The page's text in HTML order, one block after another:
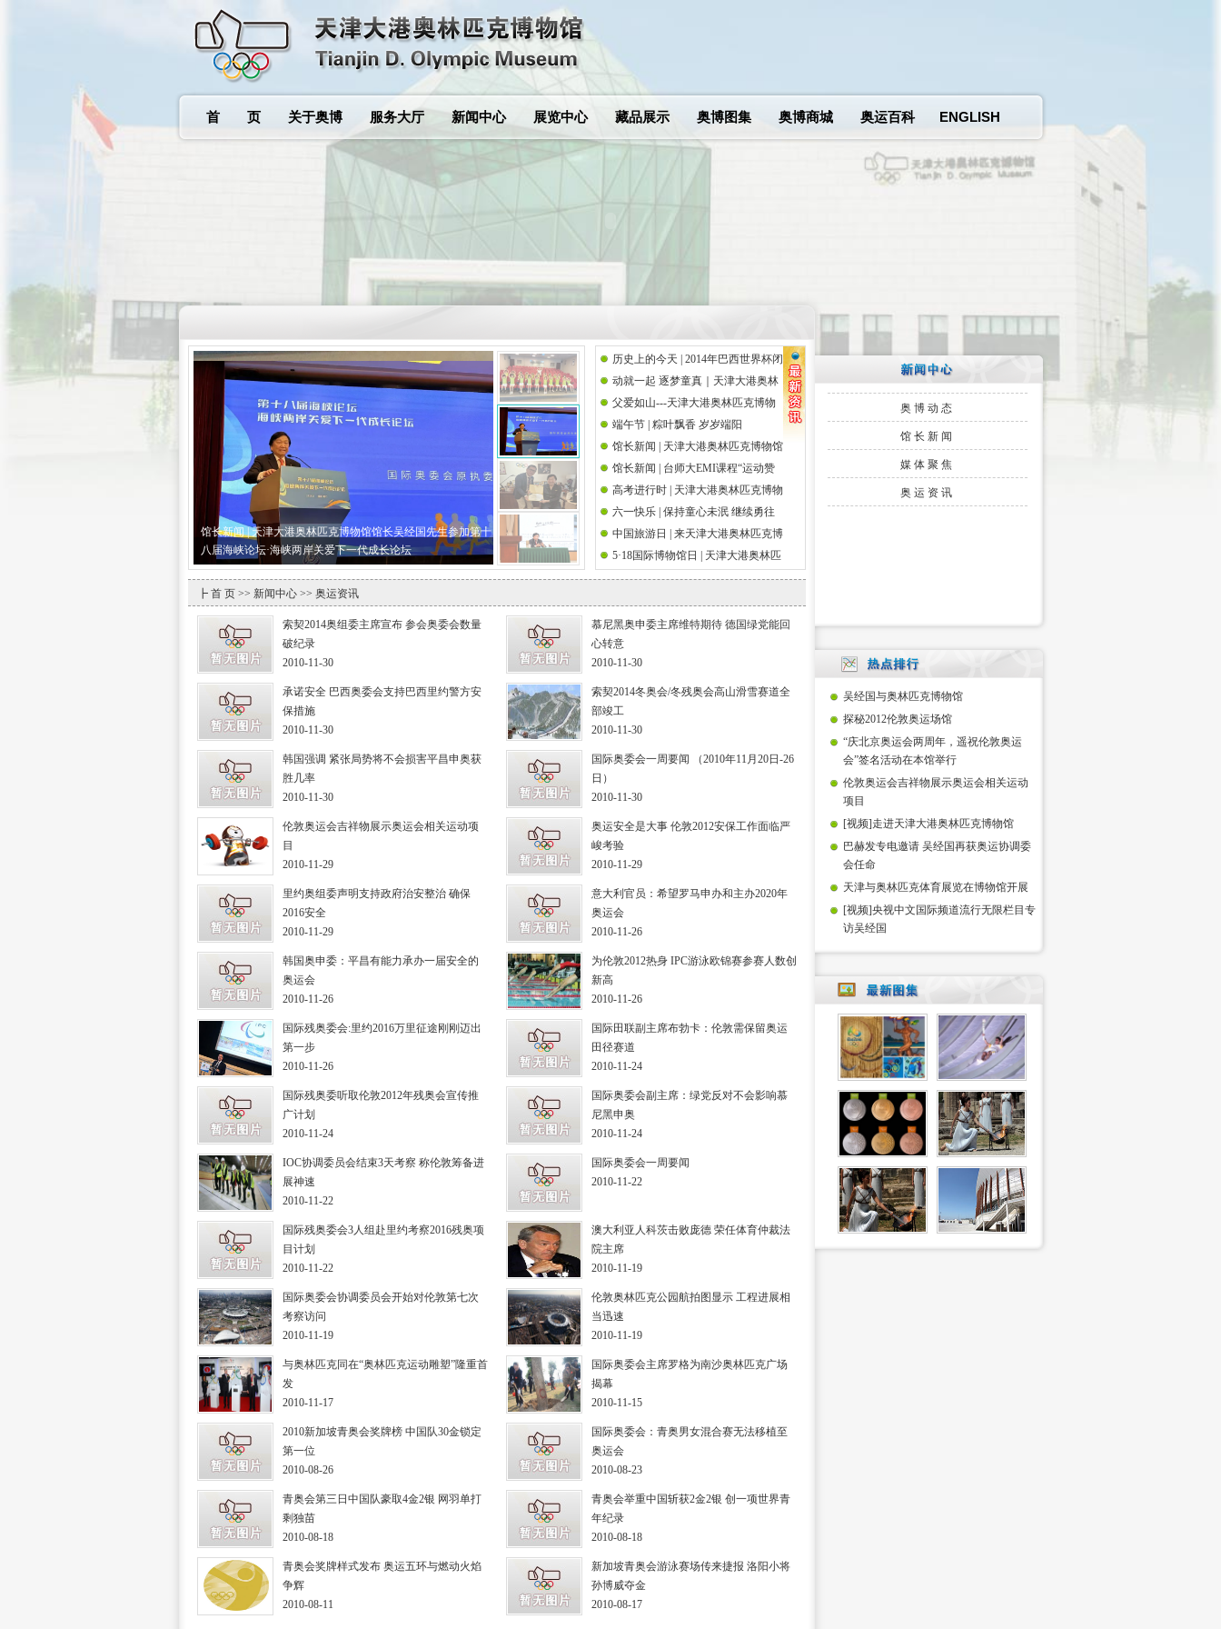
首 页 关于奥博 服务大厅 新闻中心 展览中心 藏品展示 奥博图集 奥博商城 奥运百科 ENGLISH
馆长新闻 | 天津大港奥林匹克博物馆馆长吴经国先生参加第十
八届海峡论坛·海峡两岸关爱下一代成长论坛
历史上的今天 | 2014年巴西世界杯闭
幕式
动就一起 逐梦童真｜天津大港奥林
匹克博物馆携手思而语幼儿园共庆
国际奥林匹克日
父爱如山---天津大港奥林匹克博物
馆祝天下父亲节日快乐
端午节 | 粽叶飘香 岁岁端阳
馆长新闻 | 天津大港奥林匹克博物馆
馆长吴经国先生参加第十八届海峡
论坛·海峡两岸关爱下一代成长论坛
馆长新闻 | 台师大EMI课程“运动赞
助策略研究”师生校外参访前国际奥
委会执行委员吴经国先生
高考进行时 | 天津大港奥林匹克博物
馆祝高考学子金榜题名
六一快乐 | 保持童心未泯 继续勇往
直前
中国旅游日 | 来天津大港奥林匹克博
物馆邂逅奥运文脉
5·18国际博物馆日 | 天津大港奥林匹
克博物馆举办筑桥梁 传圣火奥运观
影系列活动
┣ 首 页 >> 新闻中心 >> 奥运资讯
索契2014奥组委主席宣布 参会奥委会数量
破纪录
2010-11-30
慕尼黑奥申委主席维特期待 德国绿党能回
心转意
2010-11-30
承诺安全 巴西奥委会支持巴西里约警方安
保措施
2010-11-30
索契2014冬奥会/冬残奥会高山滑雪赛道全
部竣工
2010-11-30
韩国强调 紧张局势将不会损害平昌申奥获
胜几率
2010-11-30
国际奥委会一周要闻 （2010年11月20日-26
日）
2010-11-30
伦敦奥运会吉祥物展示奥运会相关运动项
目
2010-11-29
奥运安全是大事 伦敦2012安保工作面临严
峻考验
2010-11-29
里约奥组委声明支持政府治安整治 确保
2016安全
2010-11-29
意大利官员：希望罗马申办和主办2020年
奥运会
2010-11-26
韩国奥申委：平昌有能力承办一届安全的
奥运会
2010-11-26
为伦敦2012热身 IPC游泳欧锦赛参赛人数创
新高
2010-11-26
国际残奥委会:里约2016万里征途刚刚迈出
第一步
2010-11-26
国际田联副主席布勃卡：伦敦需保留奥运
田径赛道
2010-11-24
国际残奥委听取伦敦2012年残奥会宣传推
广计划
2010-11-24
国际奥委会副主席：绿党反对不会影响慕
尼黑申奥
2010-11-24
IOC协调委员会结束3天考察 称伦敦筹备进
展神速
2010-11-22
国际奥委会一周要闻
2010-11-22
国际残奥委会3人组赴里约考察2016残奥项
目计划
2010-11-22
澳大利亚人科茨击败庞德 荣任体育仲裁法
院主席
2010-11-19
国际奥委会协调委员会开始对伦敦第七次
考察访问
2010-11-19
伦敦奥林匹克公园航拍图显示 工程进展相
当迅速
2010-11-19
与奥林匹克同在“奥林匹克运动雕塑”隆重首
发
2010-11-17
国际奥委会主席罗格为南沙奥林匹克广场
揭幕
2010-11-15
2010新加坡青奥会奖牌榜 中国队30金锁定
第一位
2010-08-26
国际奥委会：青奥男女混合赛无法移植至
奥运会
2010-08-23
青奥会第三日中国队豪取4金2银 网羽单打
剩独苗
2010-08-18
青奥会举重中国斩获2金2银 创一项世界青
年纪录
2010-08-18
青奥会奖牌样式发布 奥运五环与燃动火焰
争辉
2010-08-11
新加坡青奥会游泳赛场传来捷报 洛阳小将
孙博威夺金
2010-08-17
奥博动态
馆长新闻
媒体聚焦
奥运资讯
吴经国与奥林匹克博物馆
探秘2012伦敦奥运场馆
“庆北京奥运会两周年，遥祝伦敦奥运
会”签名活动在本馆举行
伦敦奥运会吉祥物展示奥运会相关运动
项目
[视频]走进天津大港奥林匹克博物馆
巴赫发专电邀请 吴经国再获奥运协调委
会任命
天津与奥林匹克体育展览在博物馆开展
[视频]央视中文国际频道流行无限栏目专
访吴经国